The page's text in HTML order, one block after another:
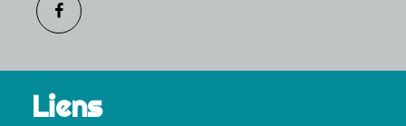
Liens